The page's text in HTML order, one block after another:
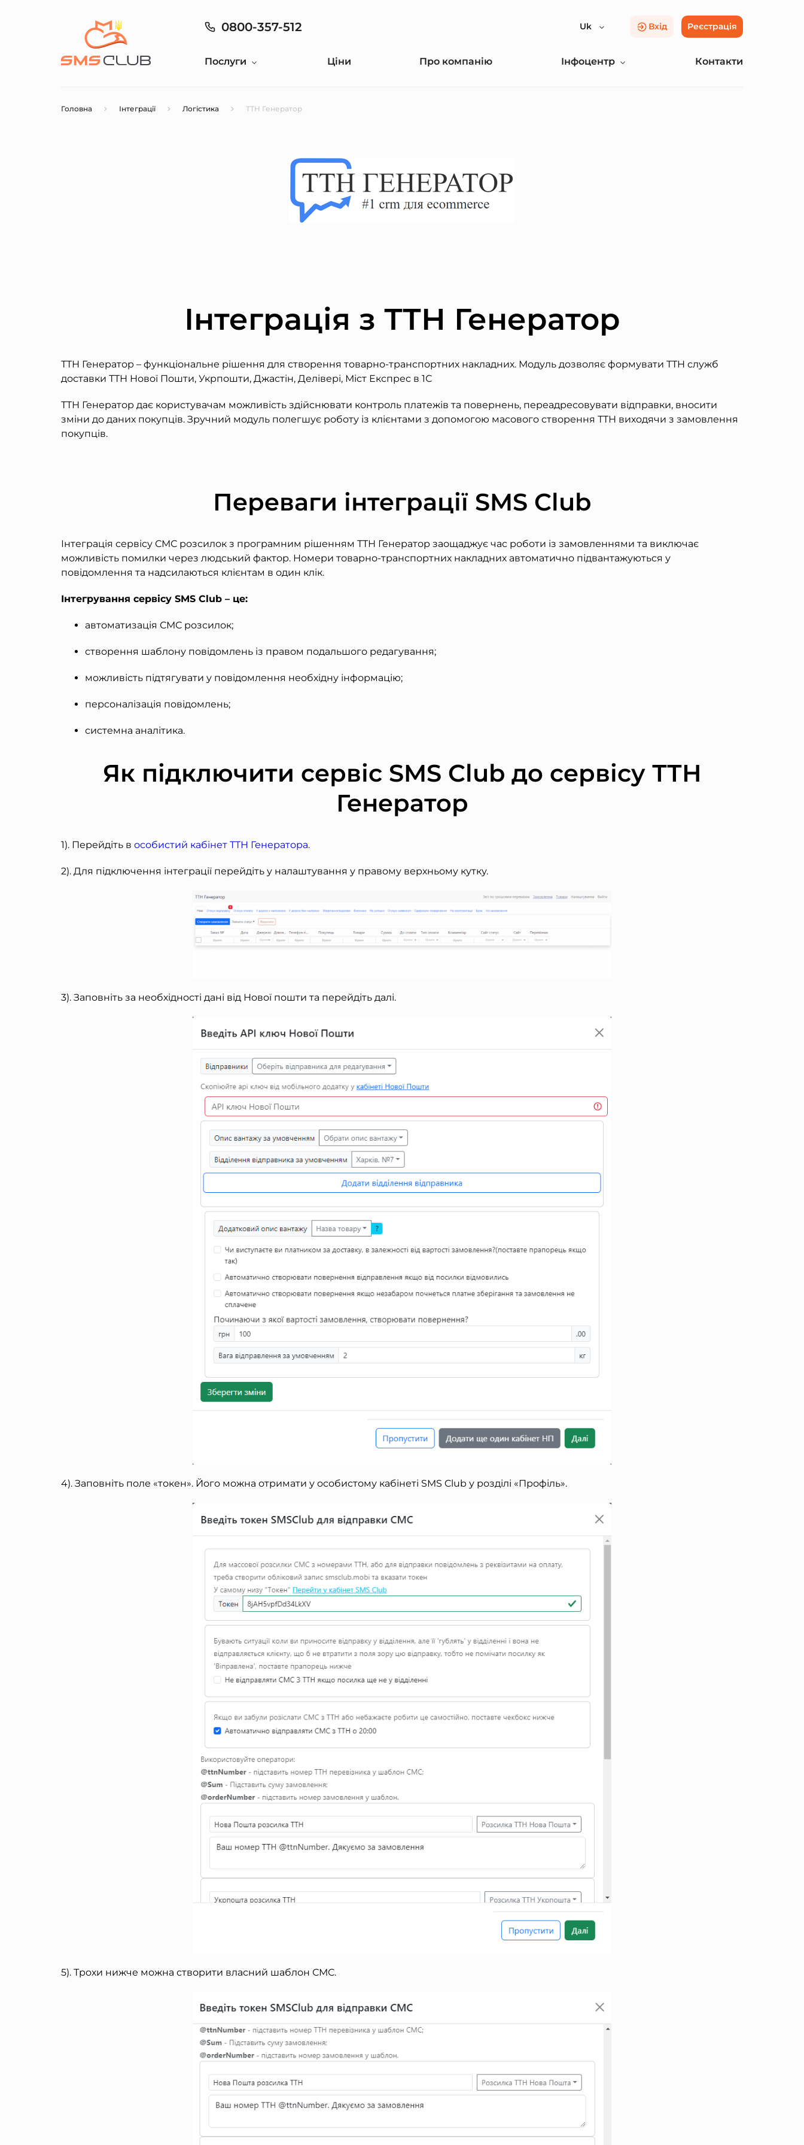
0800-357-512 Uk Вхід Реєстрація
Послуги Ціни Про компанію Інфоцентр Контакти
Головна Інтеграції Логістика ТТН Генератор
Інтеграція з ТТН Генератор
ТТН Генератор – функціональне рішення для створення товарно-транспортних накладних. Модуль дозволяє формувати ТТН служб
доставки ТТН Нової Пошти, Укрпошти, Джастін, Делівері, Міст Експрес в 1С
ТТН Генератор дає користувачам можливість здійснювати контроль платежів та повернень, переадресовувати відправки, вносити
зміни до даних покупців. Зручний модуль полегшує роботу із клієнтами з допомогою масового створення ТТН виходячи з замовлення
покупців.
Переваги інтеграції SMS Club
Інтеграція сервісу СМС розсилок з програмним рішенням ТТН Генератор заощаджує час роботи із замовленнями та виключає
можливість помилки через людський фактор. Номери товарно-транспортних накладних автоматично підвантажуються у
повідомлення та надсилаються клієнтам в один клік.
Інтегрування сервісу SMS Club – це:
автоматизація СМС розсилок;
створення шаблону повідомлень із правом подальшого редагування;
можливість підтягувати у повідомлення необхідну інформацію;
персоналізація повідомлень;
системна аналітика.
Як підключити сервіс SMS Club до сервісу ТТН
Генератор
1). Перейдіть в особистий кабінет ТТН Генератора.
2). Для підключення інтеграції перейдіть у налаштування у правому верхньому кутку.
3). Заповніть за необхідності дані від Нової пошти та перейдіть далі.
4). Заповніть поле «токен». Його можна отримати у особистому кабінеті SMS Club у розділі «Профіль».
5). Трохи нижче можна створити власний шаблон СМС.